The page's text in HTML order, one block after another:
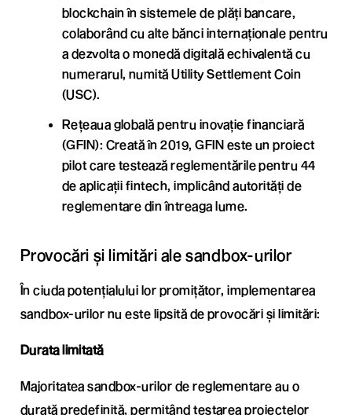
blockchain în sistemele de plăți bancare,
colaborând cu alte bănci internaționale pentru
a dezvolta o monedă digitală echivalentă cu
numerarul, numită Utility Settlement Coin
(USC).
Rețeaua globală pentru inovație financiară
(GFIN): Creată în 2019, GFIN este un proiect
pilot care testează reglementările pentru 44
de aplicații fintech, implicând autorități de
reglementare din întreaga lume.
Provocări și limitări ale sandbox-urilor
În ciuda potențialului lor promițător, implementarea
sandbox-urilor nu este lipsită de provocări și limitări:
Durata limitată
Majoritatea sandbox-urilor de reglementare au o
durată predefinită, permițând testarea proiectelor